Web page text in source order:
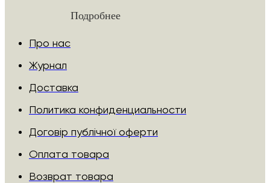
Подробнее
Про нас
Журнал
Доставка
Политика конфиденциальности
Договір публічної оферти
Оплата товара
Возврат товара